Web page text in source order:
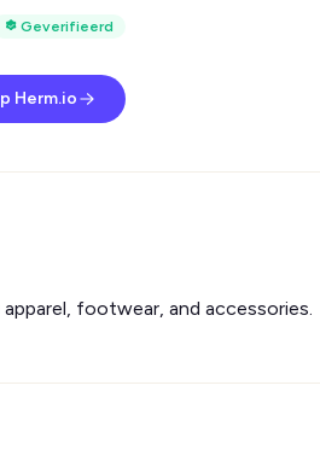
Geverifieerd
Herm.io
footwear, and accessories.